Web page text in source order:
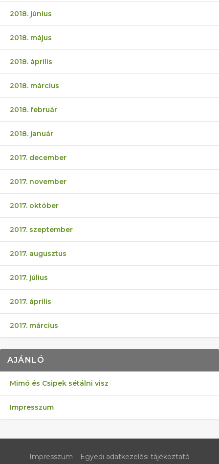
2018. június
2018. május
2018. április
2018. március
2018. február
2018. január
2017. december
2017. november
2017. október
2017. szeptember
2017. augusztus
2017. július
2017. április
2017. március
AJÁNLÓ
Mimó és Csipek sétálni visz
Impresszum
Impresszum Egyedi adatkezelési tájékoztató